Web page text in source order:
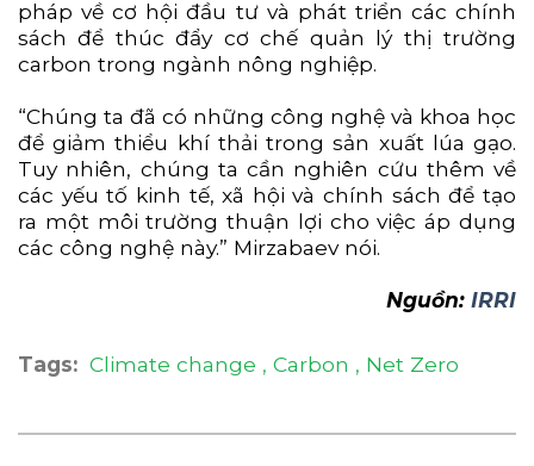
pháp về cơ hội đầu tư và phát triển các chính
sách để thúc đẩy cơ chế quản lý thị trường
carbon trong ngành nông nghiệp.
“Chúng ta đã có những công nghệ và khoa học
để giảm thiểu khí thải trong sản xuất lúa gạo.
Tuy nhiên, chúng ta cần nghiên cứu thêm về
các yếu tố kinh tế, xã hội và chính sách để tạo
ra một môi trường thuận lợi cho việc áp dụng
các công nghệ này.” Mirzabaev nói.
Nguồn: IRRI
Tags: Climate change Carbon Net Zero